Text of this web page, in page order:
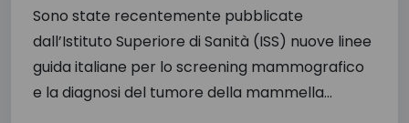
Sono state recentemente pubblicate
dall’Istituto Superiore di Sanità (ISS) nuove linee
guida italiane per lo screening mammografico
e la diagnosi del tumore della mammella...